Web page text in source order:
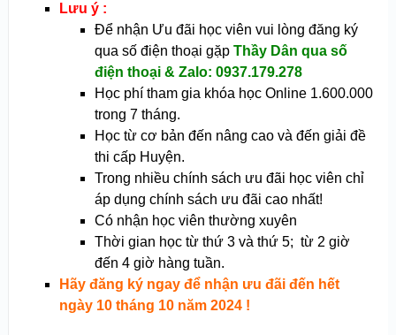
Lưu ý :
Để nhận Ưu đãi học viên vui lòng đăng ký
qua số điện thoại gặp Thầy Dân qua số
điện thoại & Zalo: 0937.179.278
Học phí tham gia khóa học Online 1.600.000
trong 7 tháng.
Học từ cơ bản đến nâng cao và đến giải đề
thi cấp Huyện.
Trong nhiều chính sách ưu đãi học viên chỉ
áp dụng chính sách ưu đãi cao nhất!
Có nhận học viên thường xuyên
Thời gian học từ thứ 3 và thứ 5; từ 2 giờ
đến 4 giờ hàng tuần.
Hãy đăng ký ngay để nhận ưu đãi đến hết
ngày 10 tháng 10 năm 2024 !